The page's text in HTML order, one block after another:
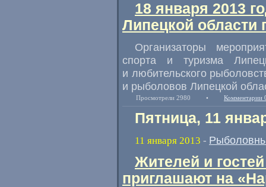
18 января 2013
Липецкой
Организаторы
спорта и туризма
и любительского
и рыболовов Липецкой
Просмотрели 2980 • Комментарии
Пятница, 11
11 января 2013 -
Жителей и
приглашают на